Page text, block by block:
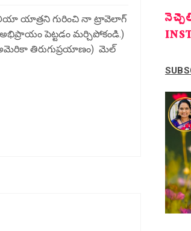
యాత్రని గురించి నా ట్రావెలాగ్
పెట్టడం మర్చిపోకండి.)
తిరుగుప్రయాణం) మెల్